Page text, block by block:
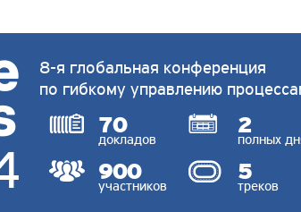
8-я глобальная конференция
по гибкому управлению
70
докладов 2
полных
900
участников 5
треков